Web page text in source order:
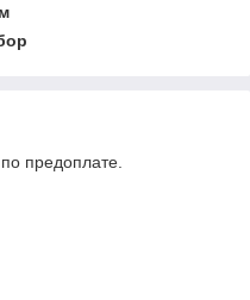
предоплате.